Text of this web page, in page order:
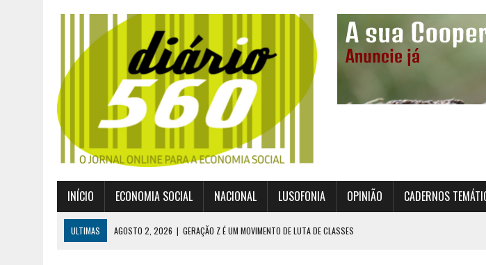
INÍCIO ECONOMIA SOCIAL NACIONAL LUSOFONIA OPINIÃO CADERNOS
ULTIMAS AGOSTO 2, 2026 | GERAÇÃO Z É UM MOVIMENTO DE LUTA DE CLASSES